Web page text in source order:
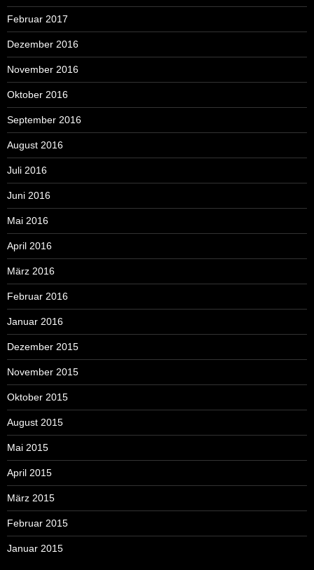
Februar 2017
Dezember 2016
November 2016
Oktober 2016
September 2016
August 2016
Juli 2016
Juni 2016
Mai 2016
April 2016
März 2016
Februar 2016
Januar 2016
Dezember 2015
November 2015
Oktober 2015
August 2015
Mai 2015
April 2015
März 2015
Februar 2015
Januar 2015